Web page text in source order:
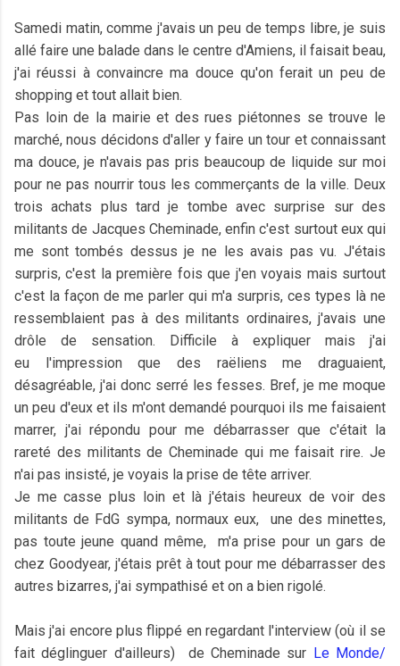
Samedi matin, comme j'avais un peu de temps libre, je suis
allé faire une balade dans le centre d'Amiens, il faisait beau,
j'ai réussi à convaincre ma douce qu'on ferait un peu de
shopping et tout allait bien.
Pas loin de la mairie et des rues piétonnes se trouve le
marché, nous décidons d'aller y faire un tour et connaissant
ma douce, je n'avais pas pris beaucoup de liquide sur moi
pour ne pas nourrir tous les commerçants de la ville. Deux
trois achats plus tard je tombe avec surprise sur des
militants de Jacques Cheminade, enfin c'est surtout eux qui
me sont tombés dessus je ne les avais pas vu. J'étais
surpris, c'est la première fois que j'en voyais mais surtout
c'est la façon de me parler qui m'a surpris, ces types là ne
ressemblaient pas à des militants ordinaires, j'avais une
drôle de sensation. Difficile à expliquer mais j'ai
eu l'impression que des raëliens me draguaient,
désagréable, j'ai donc serré les fesses. Bref, je me moque
un peu d'eux et ils m'ont demandé pourquoi ils me faisaient
marrer, j'ai répondu pour me débarrasser que c'était la
rareté des militants de Cheminade qui me faisait rire. Je
n'ai pas insisté, je voyais la prise de tête arriver.
Je me casse plus loin et là j'étais heureux de voir des
militants de FdG sympa, normaux eux, une des minettes,
pas toute jeune quand même, m'a prise pour un gars de
chez Goodyear, j'étais prêt à tout pour me débarrasser des
autres bizarres, j'ai sympathisé et on a bien rigolé.
Mais j'ai encore plus flippé en regardant l'interview (où il se
fait déglinguer d'ailleurs) de Cheminade sur Le Monde/